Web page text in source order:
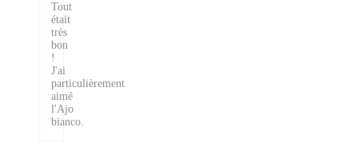
Tout
était
très
bon
!
J'ai
particulièrement
aimé
l'Ajo
bianco.